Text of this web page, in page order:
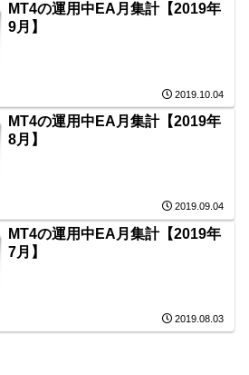
MT4の運用中EA月集計【2019年
9月】
2019.10.04
MT4の運用中EA月集計【2019年
8月】
2019.09.04
MT4の運用中EA月集計【2019年
7月】
2019.08.03